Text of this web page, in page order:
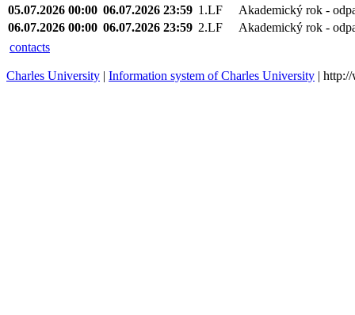
05.07.2026 00:00 06.07.2026 23:59 1.LF
Akademický rok -
06.07.2026 00:00 06.07.2026 23:59 2.LF
Akademický rok -
contacts
Charles University | Information system of Charles University |